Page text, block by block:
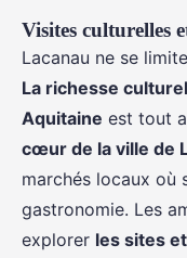
Visites culturelles
Lacanau ne se
La richesse
Aquitaine est tout
cœur de la ville de
marchés locaux où
gastronomie. Les
explorer les sites